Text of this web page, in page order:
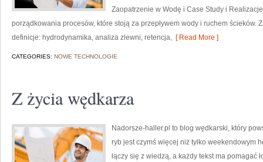
Zaopatrzenie w Wodę i Case Study i
porządkowania procesów, które stoją za przepływem wody i ruchem
definicje: hydrodynamika, analiza zlewni, retencja, [ Read More ]
CATEGORIES: NOWE TECHNOLOGIE
Z życia wędkarza
Nadorsze-haller.pl to blog wędkarski, który
ryb jest czymś więcej niż tylko weekendowym
łączy się z wiedzą, a każdy tekst ma pomagać